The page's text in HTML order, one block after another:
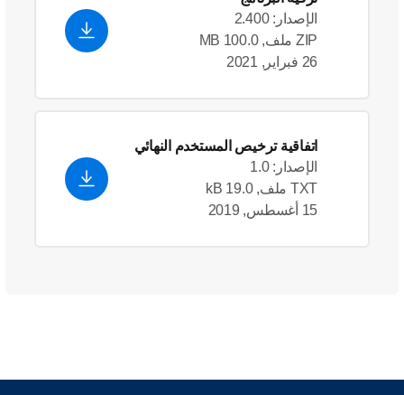
الإصدار: 2.400
ZIP ملف, 100.0 MB
26 فبراير, 2021
اتفاقية ترخيص المستخدم النهائي
الإصدار: 1.0
TXT ملف, 19.0 kB
15 أغسطس, 2019